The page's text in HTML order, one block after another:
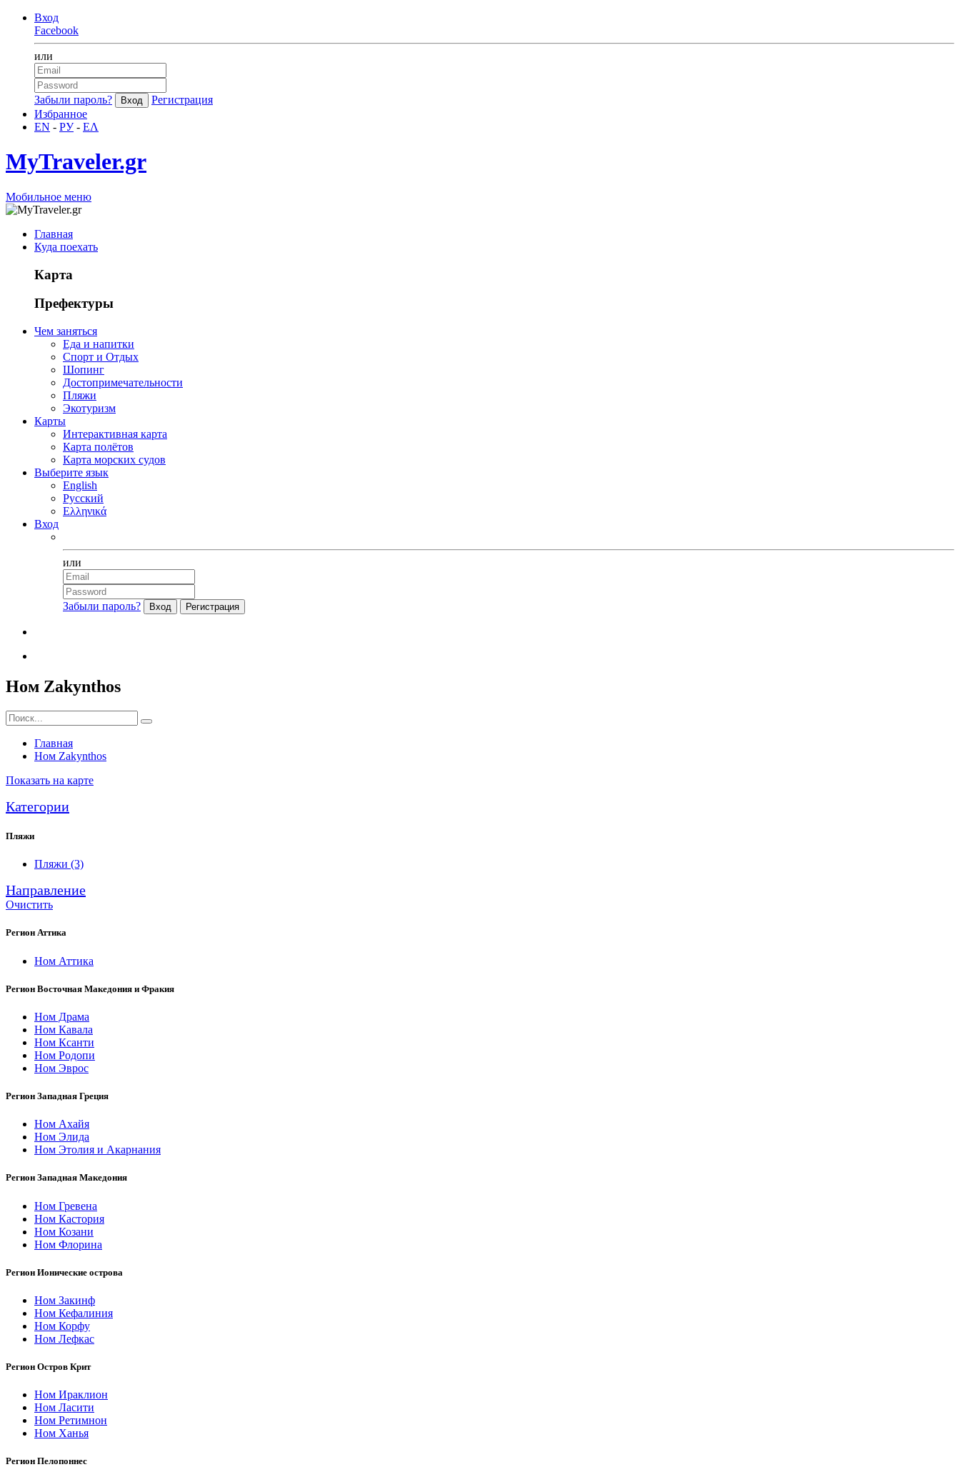
Вход
Facebook
или
Забыли пароль?
Регистрация
Избранное
EN - РУ- ΕΛ
MyTraveler.gr
Мобильное меню
Главная
Куда поехать
Карта
Префектуры
Чем заняться
Еда и напитки
Спорт и Отдых
Шопинг
Достопримечательности
Пляжи
Экотуризм
Карты
Интерактивная карта
Карта полётов
Карта морских судов
Выберите язык
English
Русский
Ελληνικά
Вход
или
Забыли пароль?
Ном Zakynthos
Главная
Ном Zakynthos
Показать на карте
Категории
Пляжи
Пляжи (3)
Направление
Очистить
Регион Аттика
Ном Аттика
Регион Восточная Македония и Фракия
Ном Драма
Ном Кавала
Ном Ксанти
Ном Родопи
Ном Эврос
Регион Западная Греция
Ном Ахайя
Ном Элида
Ном Этолия и Акарнания
Регион Западная Македония
Ном Гревена
Ном Кастория
Ном Козани
Ном Флорина
Регион Ионические острова
Ном Закинф
Ном Кефалиния
Ном Корфу
Ном Лефкас
Регион Остров Крит
Ном Ираклион
Ном Ласити
Ном Ретимнон
Ном Ханья
Регион Пелопоннес